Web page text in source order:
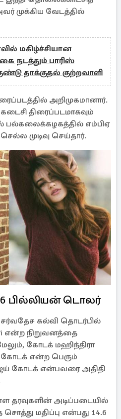
முக்கிய வேடத்தில்
மகிழ்ச்சியான
நடத்தும் பாரிஸ்
தாக்குதல் குற்றவாளி
அறிமுகமானார்.
திரைப்படமாகவும்
பல்கலைக்கழகத்தில் எம்பிஏ
முடிவு செய்தார்.
பில்லியன் டொலர்
கல்வி தொடர்பில்
i என்ற நிறுவனத்தை
கோடக் மஹிந்திரா
கோடக் என்ற பெரும்
கோடக் என்பவரை அதிதி
தரவுகளின் அடிப்படையில்
மதிப்பு என்பது 14.6